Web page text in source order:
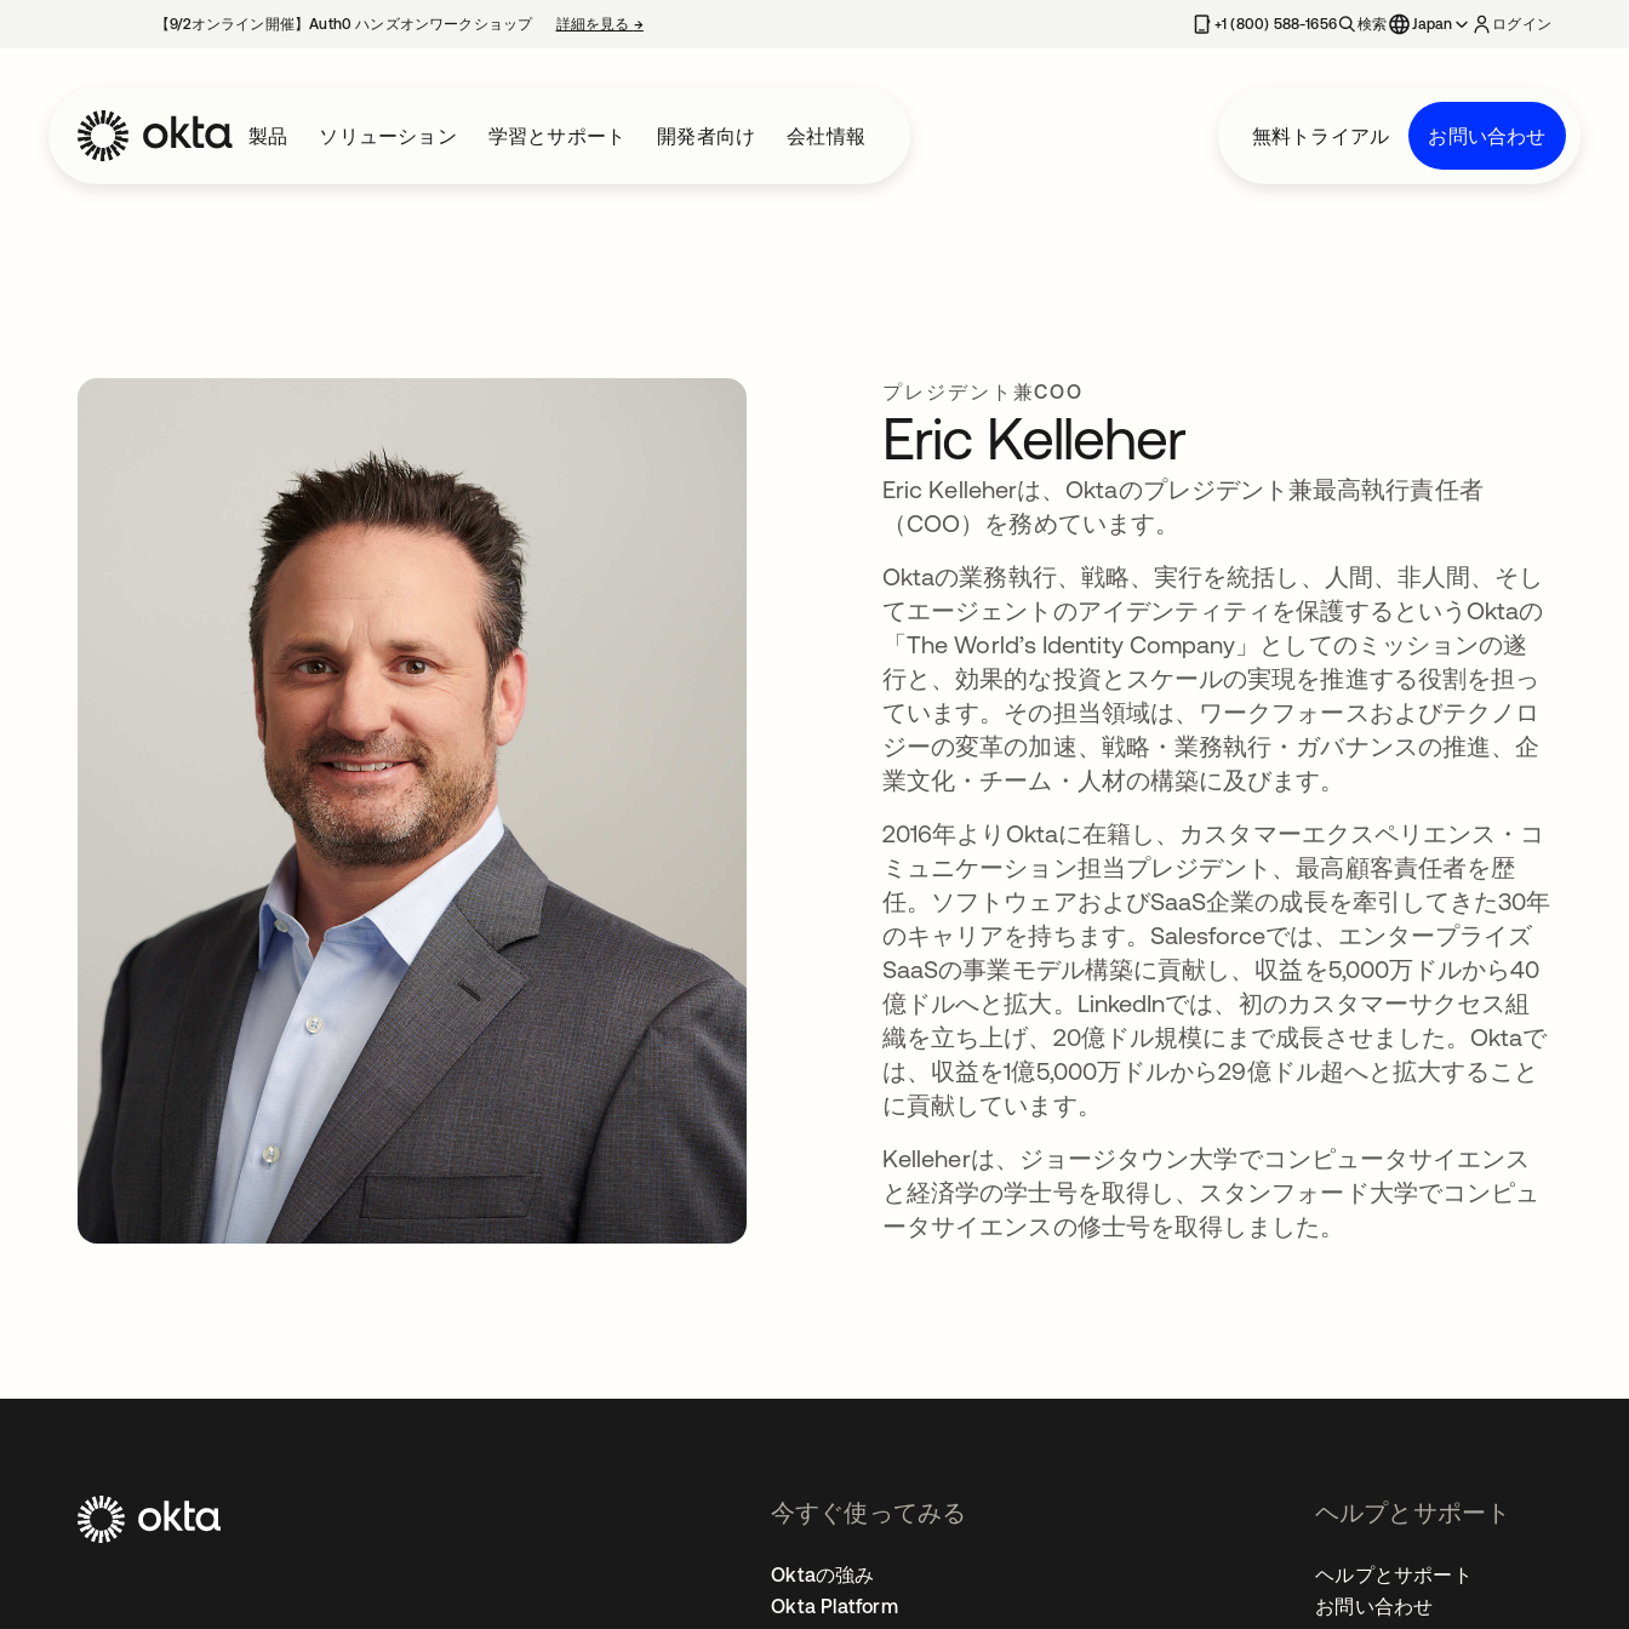
【9/2オンライン開催】Auth0 ハンズオンワークショップ 詳細を見る →新しいタブで開く +1 (800) 588-1656 検索 Japan ログイン
製品 ソリューション 学習とサポート 開発者向け 会社情報 無料トライアル お問い合わせ
プレジデント兼COO
Eric Kelleher
Eric Kelleherは、Oktaのプレジデント兼最高執行責任者
（COO）を務めています。
Oktaの業務執行、戦略、実行を統括し、人間、非人間、そし
てエージェントのアイデンティティを保護するというOktaの
「The World’s Identity Company」としてのミッションの遂
行と、効果的な投資とスケールの実現を推進する役割を担っ
ています。その担当領域は、ワークフォースおよびテクノロ
ジーの変革の加速、戦略・業務執行・ガバナンスの推進、企
業文化・チーム・人材の構築に及びます。
2016年よりOktaに在籍し、カスタマーエクスペリエンス・コ
ミュニケーション担当プレジデント、最高顧客責任者を歴
任。ソフトウェアおよびSaaS企業の成長を牽引してきた30年
のキャリアを持ちます。Salesforceでは、エンタープライズ
SaaSの事業モデル構築に貢献し、収益を5,000万ドルから40
億ドルへと拡大。LinkedInでは、初のカスタマーサクセス組
織を立ち上げ、20億ドル規模にまで成長させました。Oktaで
は、収益を1億5,000万ドルから29億ドル超へと拡大すること
に貢献しています。
Kelleherは、ジョージタウン大学でコンピュータサイエンス
と経済学の学士号を取得し、スタンフォード大学でコンピュ
ータサイエンスの修士号を取得しました。
今すぐ使ってみる
Oktaの強み
Okta Platform
ヘルプとサポート
ヘルプとサポート
お問い合わせ